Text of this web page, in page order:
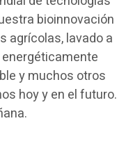
bioinnovación
agrícolas, lavado a
y muchos otros
hoy y en el futuro.